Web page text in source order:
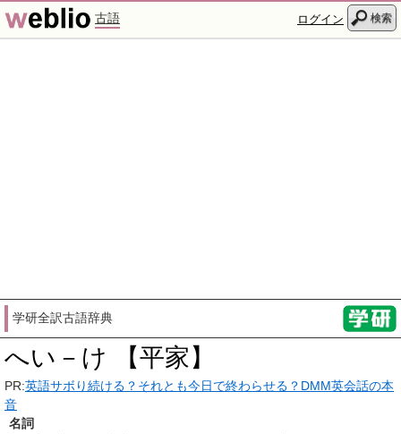
古語 ログイン 検索
学研全訳古語辞典
へい－け 【平家】
PR:英語サボり続ける？それとも今日で終わらせる？DMM英会話の本
音
名詞